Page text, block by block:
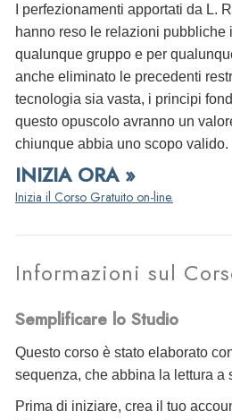
I perfezionamenti apportati da L.
hanno reso le relazioni pubbliche
qualunque gruppo e per
anche eliminato le precedenti
tecnologia sia vasta, i principi
questo opuscolo avranno un
chiunque abbia uno scopo valido.
INIZIA ORA »
Inizia il Corso Gratuito on-line.
Informazioni sul
Semplificare lo Studio
Questo corso è stato elaborato
sequenza, che abbina la lettura a
Prima di iniziare, crea il tuo